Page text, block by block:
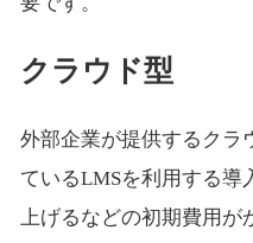
クラウド型
外部企業が提供するクラ
ているLMSを利用する導
上げるなどの初期費用が